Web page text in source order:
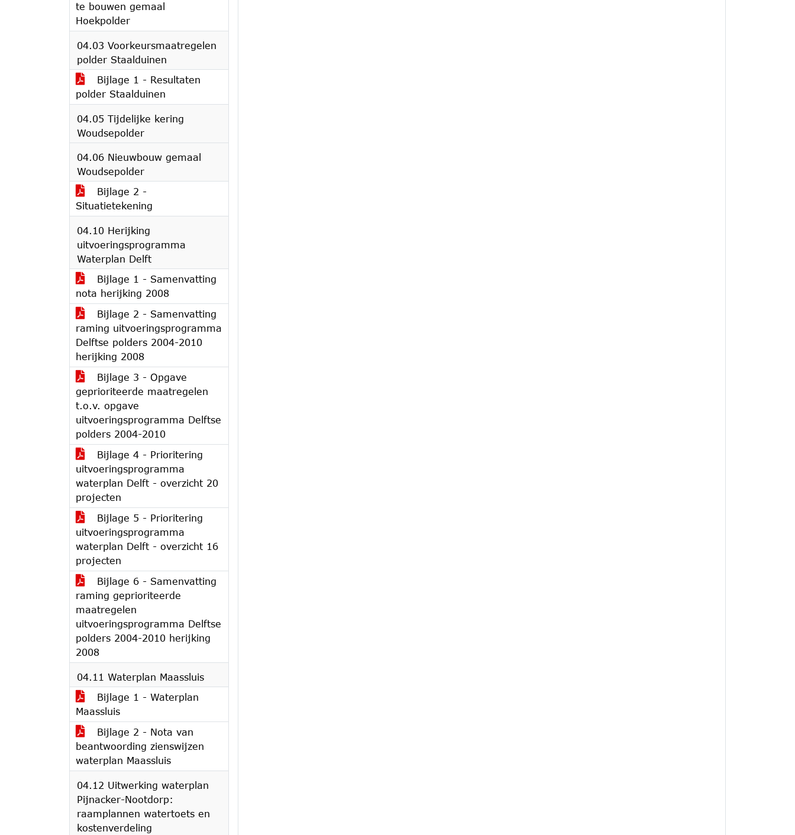
te bouwen gemaal
Hoekpolder
04.03 Voorkeursmaatregelen
polder Staalduinen
Bijlage 1 - Resultaten
polder Staalduinen
04.05 Tijdelijke kering
Woudsepolder
04.06 Nieuwbouw gemaal
Woudsepolder
Bijlage 2 -
Situatietekening
04.10 Herijking
uitvoeringsprogramma
Waterplan Delft
Bijlage 1 - Samenvatting
nota herijking 2008
Bijlage 2 - Samenvatting
raming uitvoeringsprogramma
Delftse polders 2004-2010
herijking 2008
Bijlage 3 - Opgave
geprioriteerde maatregelen
t.o.v. opgave
uitvoeringsprogramma Delftse
polders 2004-2010
Bijlage 4 - Prioritering
uitvoeringsprogramma
waterplan Delft - overzicht 20
projecten
Bijlage 5 - Prioritering
uitvoeringsprogramma
waterplan Delft - overzicht 16
projecten
Bijlage 6 - Samenvatting
raming geprioriteerde
maatregelen
uitvoeringsprogramma Delftse
polders 2004-2010 herijking
2008
04.11 Waterplan Maassluis
Bijlage 1 - Waterplan
Maassluis
Bijlage 2 - Nota van
beantwoording zienswijzen
waterplan Maassluis
04.12 Uitwerking waterplan
Pijnacker-Nootdorp:
raamplannen watertoets en
kostenverdeling